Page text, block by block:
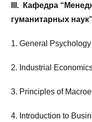
. Кафедра
гуманитарных
1. General
2. Industrial
3. Principles of
4. Introduction to